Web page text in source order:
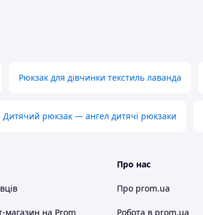
Рюкзак для дівчинки текстиль лаванда
Дитячий рюкзак — ангел дитячі рюкзаки
магазин на Prom
Про нас
Про prom.ua
Робота в prom.ua